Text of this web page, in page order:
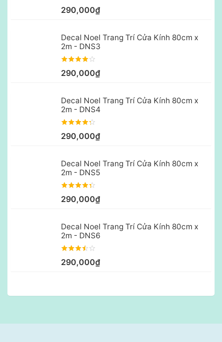
290,000₫
Decal Noel Trang Trí Cửa Kính 80cm x
2m - DNS3
290,000₫
Decal Noel Trang Trí Cửa Kính 80cm x
2m - DNS4
290,000₫
Decal Noel Trang Trí Cửa Kính 80cm x
2m - DNS5
290,000₫
Decal Noel Trang Trí Cửa Kính 80cm x
2m - DNS6
290,000₫